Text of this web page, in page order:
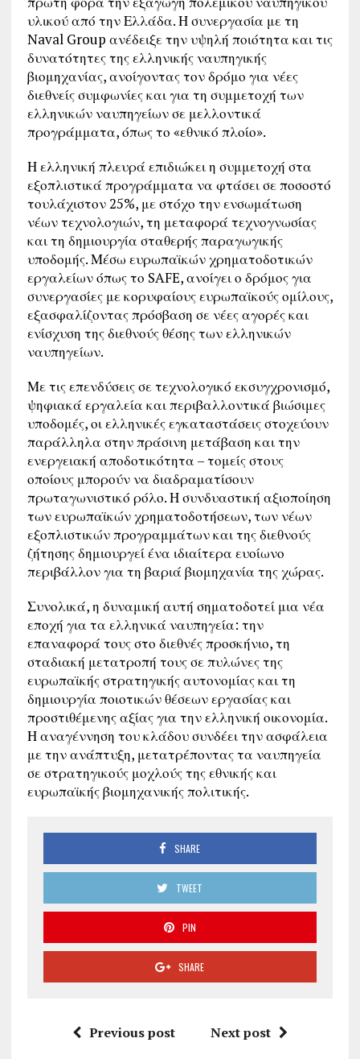
υλικού από την Ελλάδα. Η συνεργασία με τη
Naval Group ανέδειξε την υψηλή ποιότητα και τις
δυνατότητες της ελληνικής ναυπηγικής
βιομηχανίας, ανοίγοντας τον δρόμο για νέες
διεθνείς συμφωνίες και για τη συμμετοχή των
ελληνικών ναυπηγείων σε μελλοντικά
προγράμματα, όπως το «εθνικό πλοίο».
Η ελληνική πλευρά επιδιώκει η συμμετοχή στα
εξοπλιστικά προγράμματα να φτάσει σε ποσοστό
τουλάχιστον 25%, με στόχο την ενσωμάτωση
νέων τεχνολογιών, τη μεταφορά τεχνογνωσίας
και τη δημιουργία σταθερής παραγωγικής
υποδομής. Μέσω ευρωπαϊκών χρηματοδοτικών
εργαλείων όπως το SAFE, ανοίγει ο δρόμος για
συνεργασίες με κορυφαίους ευρωπαϊκούς ομίλους,
εξασφαλίζοντας πρόσβαση σε νέες αγορές και
ενίσχυση της διεθνούς θέσης των ελληνικών
ναυπηγείων.
Με τις επενδύσεις σε τεχνολογικό εκσυγχρονισμό,
ψηφιακά εργαλεία και περιβαλλοντικά βιώσιμες
υποδομές, οι ελληνικές εγκαταστάσεις στοχεύουν
παράλληλα στην πράσινη μετάβαση και την
ενεργειακή αποδοτικότητα – τομείς στους
οποίους μπορούν να διαδραματίσουν
πρωταγωνιστικό ρόλο. Η συνδυαστική αξιοποίηση
των ευρωπαϊκών χρηματοδοτήσεων, των νέων
εξοπλιστικών προγραμμάτων και της διεθνούς
ζήτησης δημιουργεί ένα ιδιαίτερα ευοίωνο
περιβάλλον για τη βαριά βιομηχανία της χώρας.
Συνολικά, η δυναμική αυτή σηματοδοτεί μια νέα
εποχή για τα ελληνικά ναυπηγεία: την
επαναφορά τους στο διεθνές προσκήνιο, τη
σταδιακή μετατροπή τους σε πυλώνες της
ευρωπαϊκής στρατηγικής αυτονομίας και τη
δημιουργία ποιοτικών θέσεων εργασίας και
προστιθέμενης αξίας για την ελληνική οικονομία.
Η αναγέννηση του κλάδου συνδέει την ασφάλεια
με την ανάπτυξη, μετατρέποντας τα ναυπηγεία
σε στρατηγικούς μοχλούς της εθνικής και
ευρωπαϊκής βιομηχανικής πολιτικής.
SHARE
TWEET
PIN
SHARE
Previous post Next post